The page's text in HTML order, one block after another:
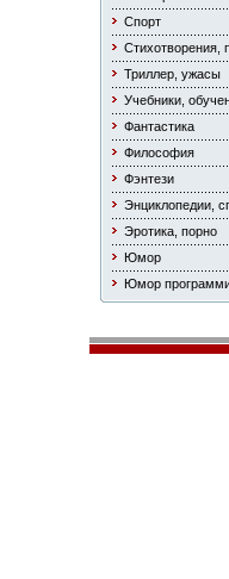
Спорт
Стихотворения,
Триллер, ужасы
Учебники,
Фантастика
Философия
Фэнтези
Энциклопедии,
Эротика, порно
Юмор
Юмор